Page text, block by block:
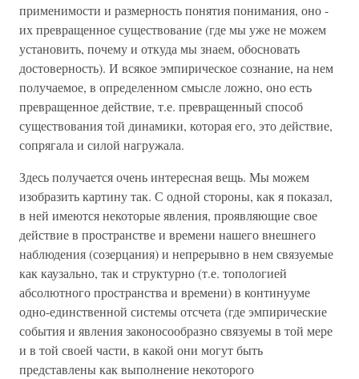
применимости и размерность понятия понимания, оно -
их превращенное существование (где мы уже не можем
установить, почему и откуда мы знаем, обосновать
достоверность). И всякое эмпирическое сознание, на нем
получаемое, в определенном смысле ложно, оно есть
превращенное действие, т.е. превращенный способ
существования той динамики, которая его, это действие,
сопрягала и силой нагружала.
Здесь получается очень интересная вещь. Мы можем
изобразить картину так. С одной стороны, как я показал,
в ней имеются некоторые явления, проявляющие свое
действие в пространстве и времени нашего внешнего
наблюдения (созерцания) и непрерывно в нем связуемые
как каузально, так и структурно (т.е. топологией
абсолютного пространства и времени) в континууме
одно-единственной системы отсчета (где эмпирические
события и явления законосообразно связуемы в той мере
и в той своей части, в какой они могут быть
представлены как выполнение некоторого